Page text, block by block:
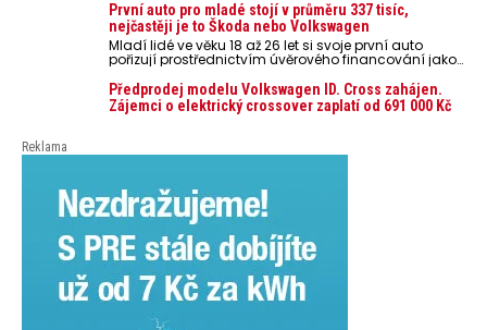
První auto pro mladé stojí v průměru 337 tisíc,
nejčastěji je to Škoda nebo Volkswagen
Mladí lidé ve věku 18 až 26 let si svoje první auto
pořizují prostřednictvím úvěrového financování jako
auto. Průměrná pořizovací cena vozu dosahuje 337
tisíc korun a průměrná financovaná částka
přesahuje 251 tisíc korun. Vyplývá to z dat Leasingu
Předprodej modelu Volkswagen ID. Cross zahájen.
Zájemci o elektrický crossover zaplatí od 691 000 Kč
Reklama